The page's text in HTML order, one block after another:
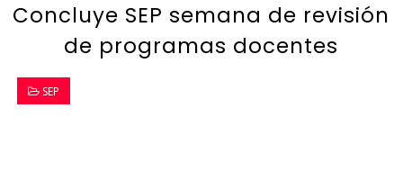
Concluye SEP semana de revisión
de programas docentes
SEP